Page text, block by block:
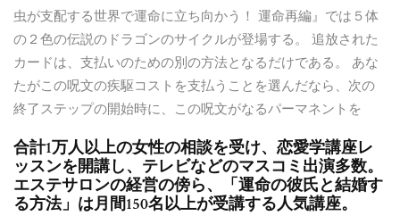
⾍が⽀配する世界で運命に⽴ち向かう！ 運命再編』では５体
の２色の伝説のドラゴンのサイクルが登場する。 追放された
カードは、支払いのための別の方法となるだけである。 あな
たがこの呪文の疾駆コストを支払うことを選んだなら、次の
終了ステップの開始時に、この呪文がなるパーマネントを
合計1万人以上の女性の相談を受け、恋愛学講座レ
ッスンを開講し、テレビなどのマスコミ出演多数。
エステサロンの経営の傍ら、「運命の彼氏と結婚す
る方法」は月間150名以上が受講する人気講座。